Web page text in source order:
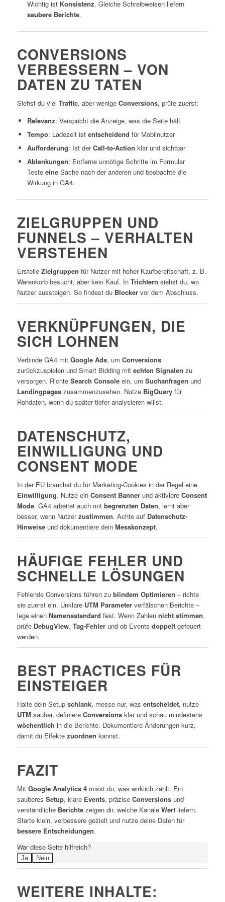
Wichtig ist Konsistenz. Gleiche Schreibweisen liefern
saubere Berichte.
CONVERSIONS
VERBESSERN – VON
DATEN ZU TATEN
Siehst du viel Traffic, aber wenige Conversions, prüfe zuerst:
Relevanz: Verspricht die Anzeige, was die Seite hält
Tempo: Ladezeit ist entscheidend für Mobilnutzer
Aufforderung: Ist derCall-to-Action klar und sichtbar
Ablenkungen: Entferne unnötige Schritte im Formular
Teste eineSache nach der anderen und beobachte die
Wirkung in GA4.
ZIELGRUPPEN UND
FUNNELS – VERHALTEN
VERSTEHEN
Erstelle Zielgruppen für Nutzer mit hoher Kaufbereitschaft, z. B.
Warenkorb besucht, aber kein Kauf. In Trichtern siehst du, wo
Nutzer aussteigen. So findest du Blockervor dem Abschluss.
VERKNÜPFUNGEN, DIE
SICH LOHNEN
Verbinde GA4 mit Google Ads, um Conversions
zurückzuspielen und Smart Bidding mit echten Signalen zu
versorgen. Richte Search Consoleein, um Suchanfragen und
Landingpageszusammenzusehen. Nutze BigQueryfür
Rohdaten, wenn du später tiefer analysieren willst.
DATENSCHUTZ,
EINWILLIGUNG UND
CONSENT MODE
In der EU brauchst du für Marketing-Cookies in der Regel eine
Einwilligung. Nutze ein Consent Bannerund aktiviere Consent
Mode. GA4 arbeitet auch mit begrenzten Daten, lernt aber
besser, wenn Nutzerzustimmen. Achte auf Datenschutz-
Hinweiseund dokumentiere dein Messkonzept.
HÄUFIGE FEHLER UND
SCHNELLE LÖSUNGEN
Fehlende Conversions führen zu blindem Optimieren – richte
sie zuerst ein. Unklare UTM Parameterverfälschen Berichte –
lege einen Namensstandard fest. Wenn Zahlen nicht stimmen,
prüfe DebugView, Tag-Fehlerund ob Events doppeltgefeuert
werden.
BEST PRACTICES FÜR
EINSTEIGER
Halte dein Setup schlank, messe nur, was entscheidet, nutze
UTM sauber, definiere Conversionsklar und schau mindestens
wöchentlich in die Berichte. Dokumentiere Änderungen kurz,
damit du Effekte zuordnen kannst.
FAZIT
Mit Google Analytics 4misst du, was wirklich zählt. Ein
sauberes Setup, klare Events, präzise Conversionsund
verständliche Berichtezeigen dir, welche Kanäle Wertliefern.
Starte klein, verbessere gezielt und nutze deine Daten für
bessere Entscheidungen.
War diese Seite hilfreich?
Ja Nein
WEITERE INHALTE: